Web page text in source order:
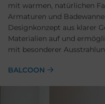
mit warmen, natürlichen
Armaturen und
Designkonzept aus klarer
Materialien auf und
mit besonderer
BALCOON